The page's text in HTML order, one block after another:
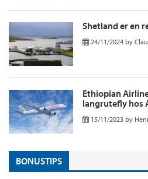
Shetland er en
24/11/2024 by
Ethiopian
langrutefly hos
15/11/2023 by
BONUSTIPS